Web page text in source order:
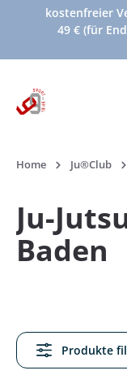
Zum Hauptinhalt
kostenfreier
49 € (für
Home Ju®Club
Ju-
Baden
Produkte